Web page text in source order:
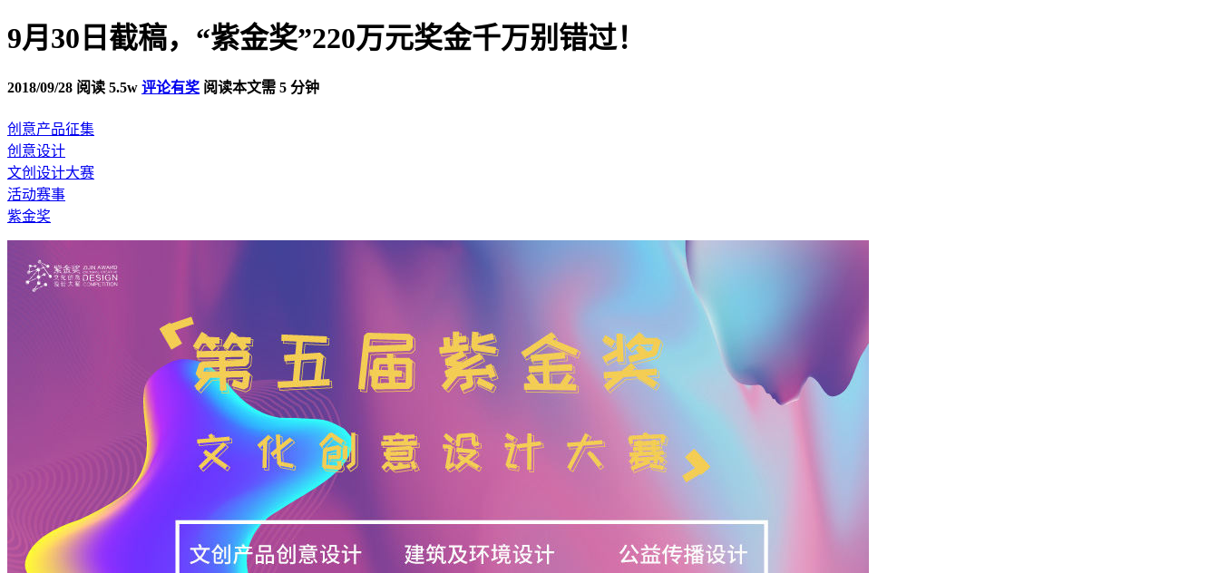
9月30日截稿，“紫金奖”220万元奖金千万别错过！
2018/09/28 阅读 5.5w 评论有奖 阅读本文需 5 分钟
创意产品征集
创意设计
文创设计大赛
活动赛事
紫金奖